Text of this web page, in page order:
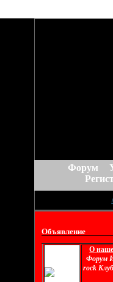
Форум
Объявление
О
Форум
rock